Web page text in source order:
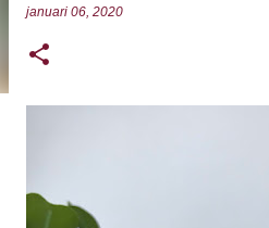
januari 06, 2020